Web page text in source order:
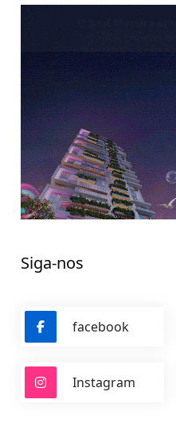
Siga-nos
facebook
Instagram